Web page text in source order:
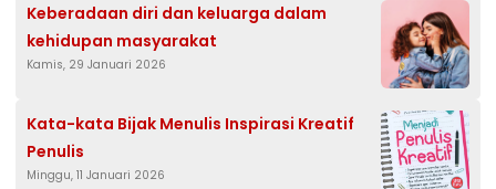
Keberadaan diri dan keluarga dalam
kehidupan masyarakat
Kamis, 29 Januari 2026
Kata-kata Bijak Menulis Inspirasi Kreatif
Penulis
Minggu, 11 Januari 2026